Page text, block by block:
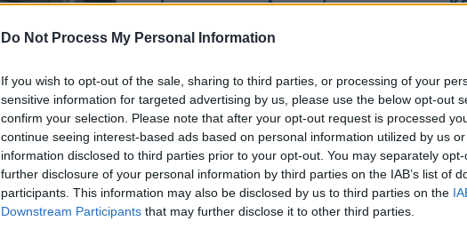
Do Not Process My Personal Information
If you wish to opt-out of the sale, sharing to third parties, or processing of your
sensitive information for targeted advertising by us, please use the below opt-out
confirm your selection. Please note that after your opt-out request is processed
continue seeing interest-based ads based on personal information utilized by us
information disclosed to third parties prior to your opt-out. You may separately
further disclosure of your personal information by third parties on the IAB’s list of
participants. This information may also be disclosed by us to third parties on the
Downstream Participants that may further disclose it to other third parties.
ακινήτων της τελευταίας
τριετίας
ανακοίνωσε η Αρχή για το 2026